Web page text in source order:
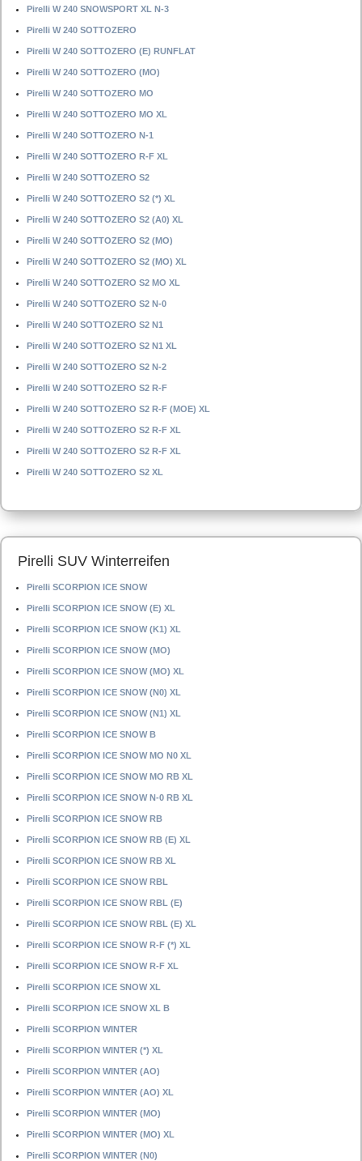
Pirelli W 240 SNOWSPORT XL N-3
Pirelli W 240 SOTTOZERO
Pirelli W 240 SOTTOZERO (E) RUNFLAT
Pirelli W 240 SOTTOZERO (MO)
Pirelli W 240 SOTTOZERO MO
Pirelli W 240 SOTTOZERO MO XL
Pirelli W 240 SOTTOZERO N-1
Pirelli W 240 SOTTOZERO R-F XL
Pirelli W 240 SOTTOZERO S2
Pirelli W 240 SOTTOZERO S2 (*) XL
Pirelli W 240 SOTTOZERO S2 (A0) XL
Pirelli W 240 SOTTOZERO S2 (MO)
Pirelli W 240 SOTTOZERO S2 (MO) XL
Pirelli W 240 SOTTOZERO S2 MO XL
Pirelli W 240 SOTTOZERO S2 N-0
Pirelli W 240 SOTTOZERO S2 N1
Pirelli W 240 SOTTOZERO S2 N1 XL
Pirelli W 240 SOTTOZERO S2 N-2
Pirelli W 240 SOTTOZERO S2 R-F
Pirelli W 240 SOTTOZERO S2 R-F (MOE) XL
Pirelli W 240 SOTTOZERO S2 R-F XL
Pirelli W 240 SOTTOZERO S2 R-F XL
Pirelli W 240 SOTTOZERO S2 XL
Pirelli SUV Winterreifen
Pirelli SCORPION ICE SNOW
Pirelli SCORPION ICE SNOW (E) XL
Pirelli SCORPION ICE SNOW (K1) XL
Pirelli SCORPION ICE SNOW (MO)
Pirelli SCORPION ICE SNOW (MO) XL
Pirelli SCORPION ICE SNOW (N0) XL
Pirelli SCORPION ICE SNOW (N1) XL
Pirelli SCORPION ICE SNOW B
Pirelli SCORPION ICE SNOW MO N0 XL
Pirelli SCORPION ICE SNOW MO RB XL
Pirelli SCORPION ICE SNOW N-0 RB XL
Pirelli SCORPION ICE SNOW RB
Pirelli SCORPION ICE SNOW RB (E) XL
Pirelli SCORPION ICE SNOW RB XL
Pirelli SCORPION ICE SNOW RBL
Pirelli SCORPION ICE SNOW RBL (E)
Pirelli SCORPION ICE SNOW RBL (E) XL
Pirelli SCORPION ICE SNOW R-F (*) XL
Pirelli SCORPION ICE SNOW R-F XL
Pirelli SCORPION ICE SNOW XL
Pirelli SCORPION ICE SNOW XL B
Pirelli SCORPION WINTER
Pirelli SCORPION WINTER (*) XL
Pirelli SCORPION WINTER (AO)
Pirelli SCORPION WINTER (AO) XL
Pirelli SCORPION WINTER (MO)
Pirelli SCORPION WINTER (MO) XL
Pirelli SCORPION WINTER (N0)